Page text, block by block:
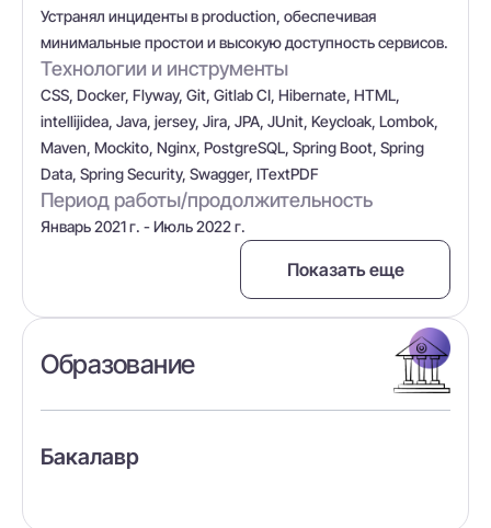
Устранял инциденты в production, обеспечивая
минимальные простои и высокую доступность сервисов.
Технологии и инструменты
CSS, Docker, Flyway, Git, Gitlab CI, Hibernate, HTML,
intellijidea, Java, jersey, Jira, JPA, JUnit, Keycloak, Lombok,
Maven, Mockito, Nginx, PostgreSQL, Spring Boot, Spring
Data, Spring Security, Swagger, ITextPDF
Период работы/продолжительность
Январь 2021 г. - Июль 2022 г.
Показать еще
Образование
Бакалавр